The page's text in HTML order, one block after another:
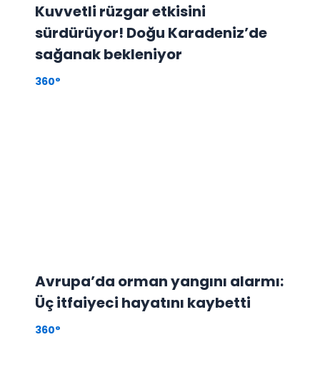
Kuvvetli rüzgar etkisini
sürdürüyor! Doğu Karadeniz’de
sağanak bekleniyor
360°
Avrupa’da orman yangını alarmı:
Üç itfaiyeci hayatını kaybetti
360°